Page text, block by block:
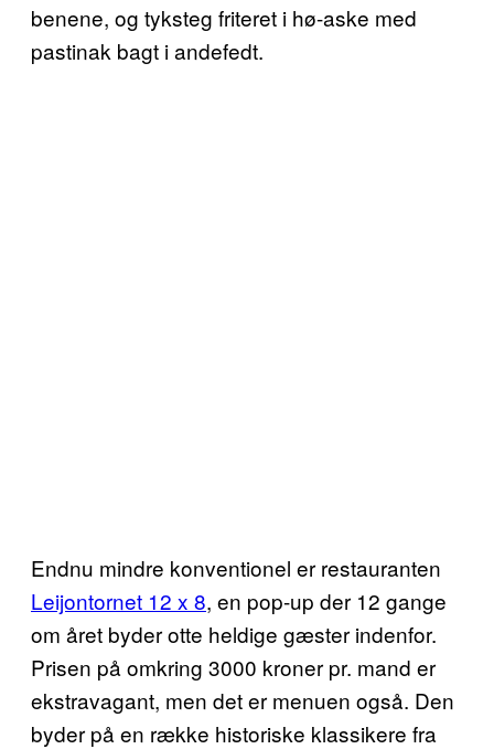
benene, og tyksteg friteret i hø-aske med
pastinak bagt i andefedt.
Endnu mindre konventionel er restauranten
Leijontornet 12 x 8, en pop-up der 12 gange
om året byder otte heldige gæster indenfor.
Prisen på omkring 3000 kroner pr. mand er
ekstravagant, men det er menuen også. Den
byder på en række historiske klassikere fra